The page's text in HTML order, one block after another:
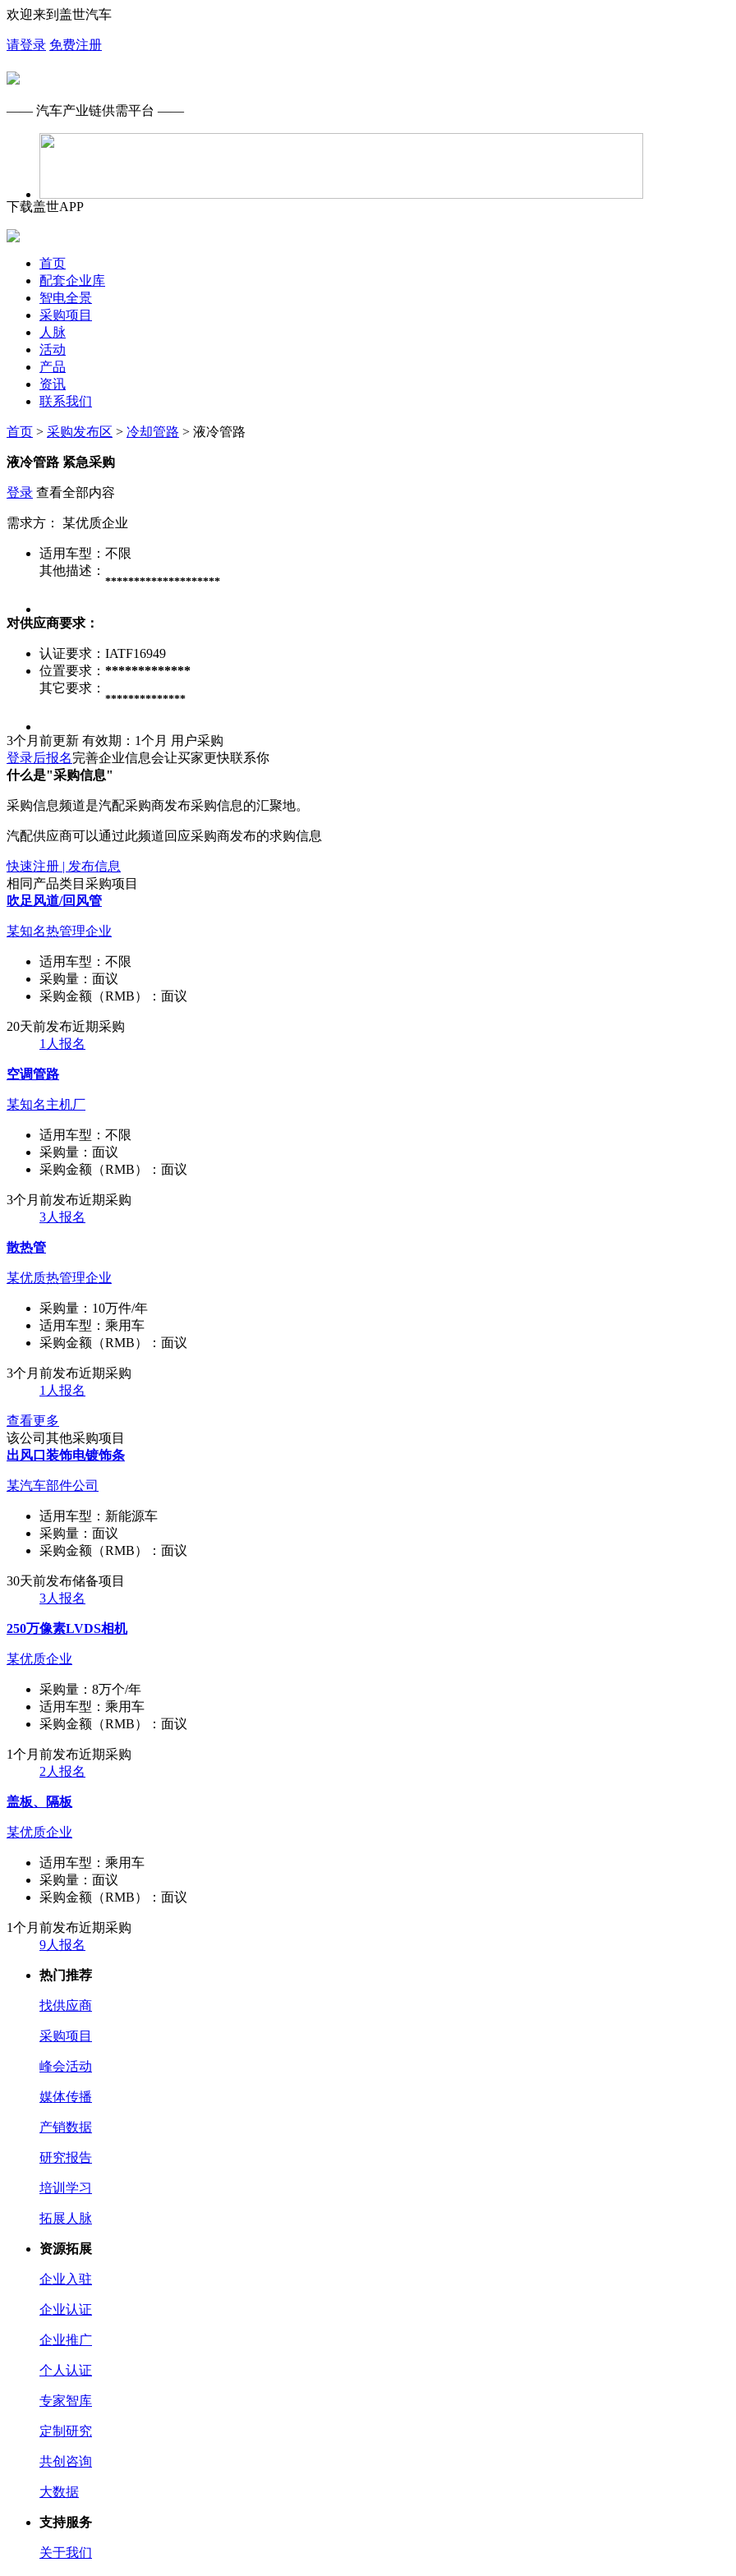
欢迎来到盖世汽车
请登录 免费注册
—— 汽车产业链供需平台 ——
下载盖世APP
首页
配套企业库
智电全景
采购项目
人脉
活动
产品
资讯
联系我们
首页 > 采购发布区 > 冷却管路 > 液冷管路
液冷管路 紧急采购
登录 查看全部内容
需求方： 某优质企业
适用车型： 不限
其他描述：
********************
对供应商要求：
认证要求： IATF16949
位置要求： *************
其它要求：
**************
3个月前更新 有效期：1个月 用户采购
登录后报名完善企业信息会让买家更快联系你
什么是"采购信息"
采购信息频道是汽配采购商发布采购信息的汇聚地。
汽配供应商可以通过此频道回应采购商发布的求购信息
快速注册 | 发布信息
相同产品类目采购项目
吹足风道/回风管
某知名热管理企业
适用车型： 不限
采购量： 面议
采购金额（RMB）： 面议
20天前发布近期采购
1人报名
空调管路
某知名主机厂
适用车型： 不限
采购量： 面议
采购金额（RMB）： 面议
3个月前发布近期采购
3人报名
散热管
某优质热管理企业
采购量： 10万件/年
适用车型： 乘用车
采购金额（RMB）： 面议
3个月前发布近期采购
1人报名
查看更多
该公司其他采购项目
出风口装饰电镀饰条
某汽车部件公司
适用车型： 新能源车
采购量： 面议
采购金额（RMB）： 面议
30天前发布储备项目
3人报名
250万像素LVDS相机
某优质企业
采购量： 8万个/年
适用车型： 乘用车
采购金额（RMB）： 面议
1个月前发布近期采购
2人报名
盖板、隔板
某优质企业
适用车型： 乘用车
采购量： 面议
采购金额（RMB）： 面议
1个月前发布近期采购
9人报名
热门推荐
找供应商
采购项目
峰会活动
媒体传播
产销数据
研究报告
培训学习
拓展人脉
资源拓展
企业入驻
企业认证
企业推广
个人认证
专家智库
定制研究
共创咨询
大数据
支持服务
关于我们